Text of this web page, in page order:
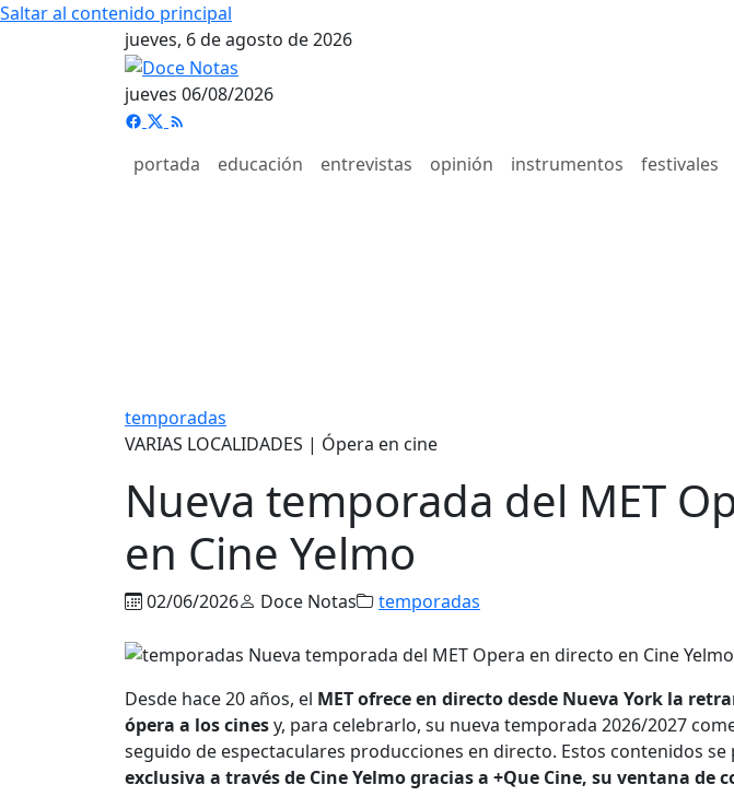
Saltar al contenido principal
jueves, 6 de agosto de 2026
jueves 06/08/2026
portada educación entrevistas opinión instrumentos festivales
temporadas
VARIAS LOCALIDADES | Ópera en cine
Nueva temporada del MET
en Cine Yelmo
02/06/2026 Doce Notas temporadas
Desde hace 20 años, el MET ofrece en directo desde Nueva York la
ópera a los cinesy, para celebrarlo, su nueva temporada 2026/2027
seguido de espectaculares producciones en directo. Estos contenidos
exclusiva a través de Cine Yelmo gracias a +Que Cine, su ventana de